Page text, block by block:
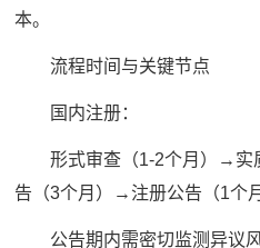
本。
流程时间与关键节点
国内注册：
形式审查（1-2个月）→实
告（3个月）→注册公告（1个
公告期内需密切监测异议风